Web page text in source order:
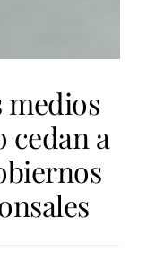
medios
cedan a